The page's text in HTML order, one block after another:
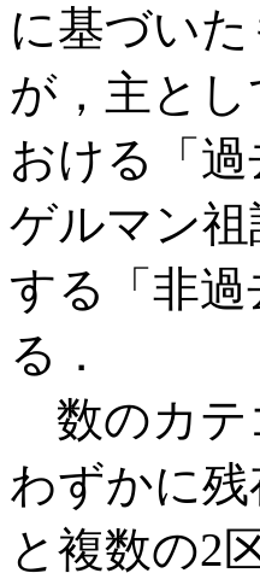
に基づい
が，主と
おける「
ゲルマン
する「非
る．
数のカテ
わずかに
と複数の2